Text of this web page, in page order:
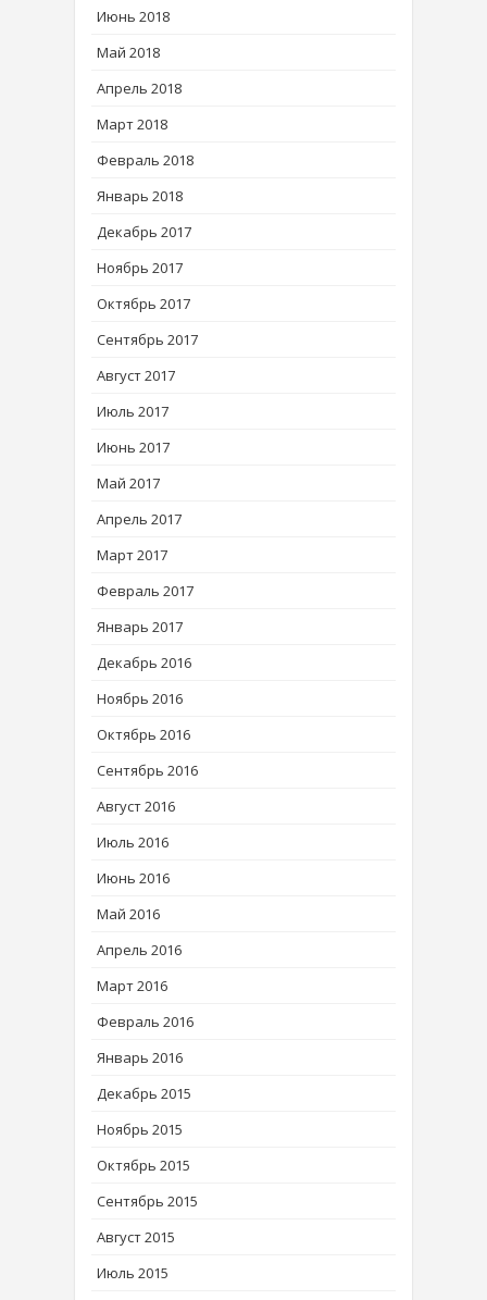
Июнь 2018
Май 2018
Апрель 2018
Март 2018
Февраль 2018
Январь 2018
Декабрь 2017
Ноябрь 2017
Октябрь 2017
Сентябрь 2017
Август 2017
Июль 2017
Июнь 2017
Май 2017
Апрель 2017
Март 2017
Февраль 2017
Январь 2017
Декабрь 2016
Ноябрь 2016
Октябрь 2016
Сентябрь 2016
Август 2016
Июль 2016
Июнь 2016
Май 2016
Апрель 2016
Март 2016
Февраль 2016
Январь 2016
Декабрь 2015
Ноябрь 2015
Октябрь 2015
Сентябрь 2015
Август 2015
Июль 2015